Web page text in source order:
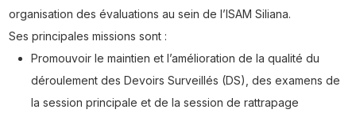
organisation des évaluations au sein de l’ISAM Siliana.
Ses principales missions sont :
Promouvoir le maintien et l’amélioration de la qualité du
déroulement des Devoirs Surveillés (DS), des examens de
la session principale et de la session de rattrapage